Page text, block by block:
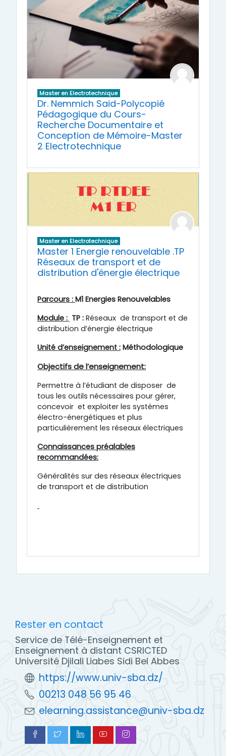
Master en Electrotechnique
Dr. Nemmich Said-Polycopié
Pédagogique du Cours-
Recherche Documentaire et
Conception de Mémoire-Master
2 Electrotechnique
Master en Electrotechnique
Master 1 Energie renouvelable .TP
Réseaux de transport et de
distribution d'énergie électrique
Parcours : M1 Energies Renouvelables
Module : TP : Réseaux de transport et de
distribution d’énergie électrique
Unité d’enseignement : Méthodologique
Objectifs de l’enseignement:
Permettre à l’étudiant de disposer de
tous les outils nécessaires pour gérer,
concevoir et exploiter les systèmes
électro-énergétiques et plus
particulièrement les réseaux électriques
Connaissances préalables
recommandées:
Généralités sur des réseaux électriques
de transport et de distribution
Rester en contact
Service de Télé-Enseignement et
Enseignement à distant CSRICTED
Université Djilali Liabes Sidi Bel Abbes
https://www.univ-sba.dz/
00213 048 56 95 46
elearning.assistance@univ-sba.dz